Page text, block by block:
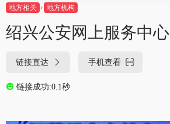
地方相关 地方机构
绍兴公安网上服务中心
链接直达 手机查看
链接成功:0.1秒